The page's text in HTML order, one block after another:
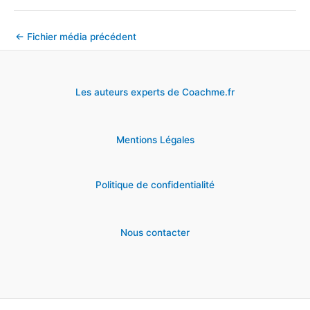
← Fichier média précédent
Les auteurs experts de Coachme.fr
Mentions Légales
Politique de confidentialité
Nous contacter